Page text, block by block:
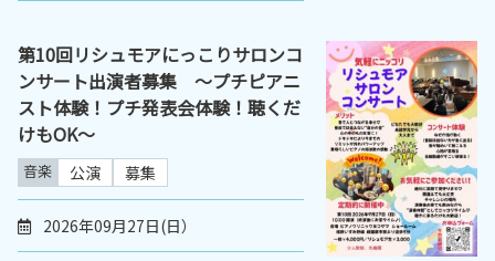
第10回リシュモアにっこりサロンコ
ンサート出演者募集 ～プチピアニ
スト体験！プチ発表会体験！聴くだ
けもOK～
音楽 公演 募集
2026年09月27日(日）